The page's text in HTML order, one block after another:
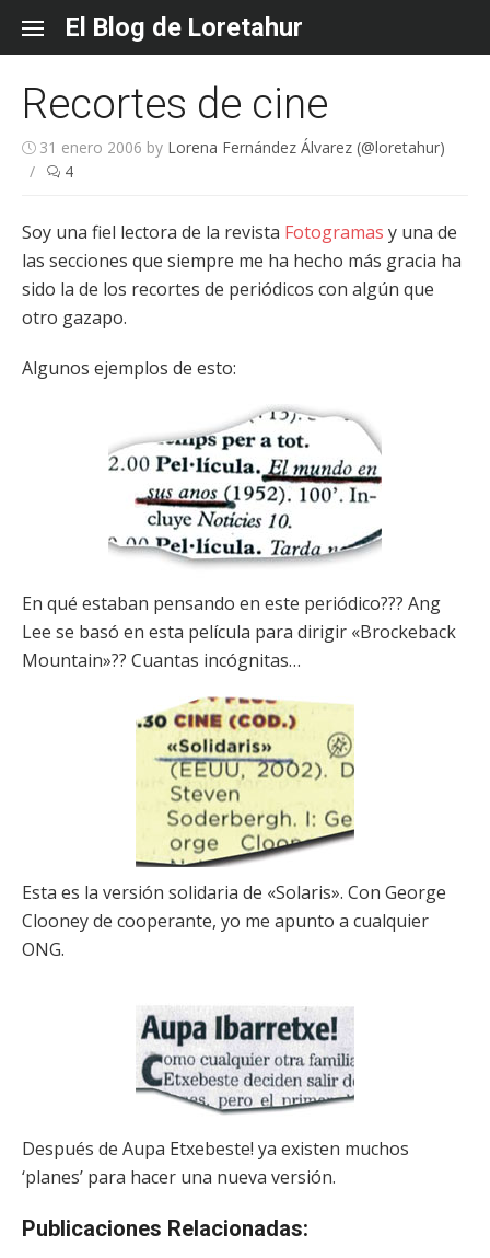
content
El Blog de Loretahur
Recortes de cine
31 enero 2006 by Lorena Fernández Álvarez (@loretahur)
/
4
Soy una fiel lectora de la revista Fotogramas y una de
las secciones que siempre me ha hecho más gracia ha
sido la de los recortes de periódicos con algún que
otro gazapo.
Algunos ejemplos de esto:
En qué estaban pensando en este periódico??? Ang
Lee se basó en esta película para dirigir «Brockeback
Mountain»?? Cuantas incógnitas…
Esta es la versión solidaria de «Solaris». Con George
Clooney de cooperante, yo me apunto a cualquier
ONG.
Después de Aupa Etxebeste! ya existen muchos
‘planes’ para hacer una nueva versión.
Publicaciones Relacionadas: